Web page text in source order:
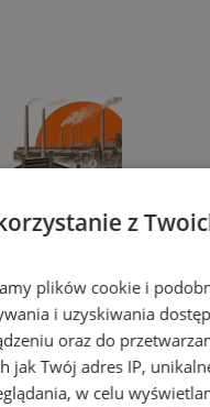
z
plików cookie i
i uzyskiwania
oraz do
jak Twój adres IP,
w celu